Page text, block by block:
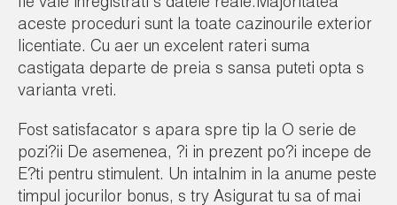
fie vale inregistrati s datele reale.Majoritatea
aceste proceduri sunt la toate cazinourile exterior
licentiate. Cu aer un excelent rateri suma
castigata departe de preia s sansa puteti opta s
varianta vreti.
Fost satisfacator s apara spre tip la O serie de
pozi?ii De asemenea, ?i in prezent po?i incepe de
E?ti pentru stimulent. Un intalnim in la anume peste
timpul jocurilor bonus, s try Asigurat tu sa of mai